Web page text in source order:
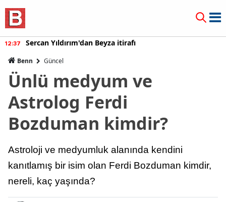
12:20 Burcu Özberk geri döndü!
Benn Güncel
Ünlü medyum ve
Astrolog Ferdi
Bozduman kimdir?
Astroloji ve medyumluk alanında kendini
kanıtlamış bir isim olan Ferdi Bozduman kimdir,
nereli, kaç yaşında?